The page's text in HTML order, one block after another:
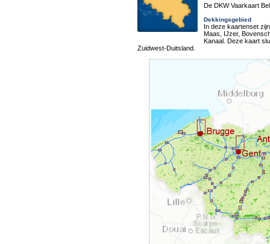
De DKW Vaarkaart
Dekkingsgebied
In deze kaartenset
Maas, IJzer,
Kanaal. Deze kaart
Zuidwest-Duitsland.